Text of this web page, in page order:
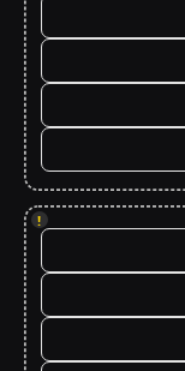
!